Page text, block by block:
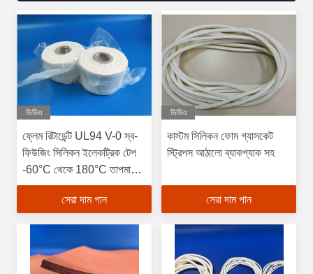
ভিডিও
ফ্লেম রিটার্ডেন্ট UL94 V-0 স্ব-
ফিউজিং সিলিকন ইলেকট্রিক টেপ
-60°C থেকে 180°C তাপমাত্রা
প্রতিরোধের এবং স্ব-আঠালো
সেরা দাম পান
ভিডিও
কাস্টম সিলিকন ফোম গ্যাসকেট
স্ট্রিপস আঠালো ব্যাকপ্যাক সহ
সেরা দাম পান